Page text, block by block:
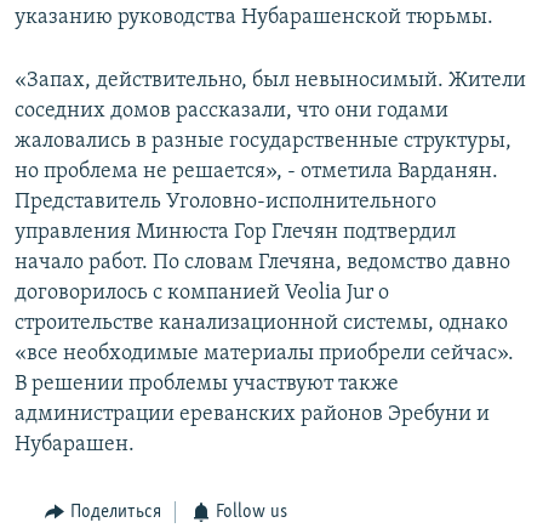
указанию руководства Нубарашенской тюрьмы.
«Запах, действительно, был невыносимый. Жители
соседних домов рассказали, что они годами
жаловались в разные государственные структуры,
но проблема не решается», - отметила Варданян.
Представитель Уголовно-исполнительного
управления Минюста Гор Глечян подтвердил
начало работ. По словам Глечяна, ведомство давно
договорилось с компанией Veolia Jur о
строительстве канализационной системы, однако
«все необходимые материалы приобрели сейчас».
В решении проблемы участвуют также
администрации ереванских районов Эребуни и
Нубарашен.
Поделиться Follow us